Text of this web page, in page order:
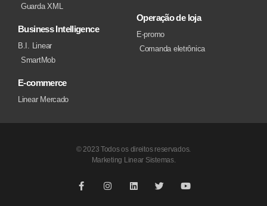
Guarda XML
Business Intelligence
B.I. Linear
SmartMob
E-commerce
Linear Mercado
Operação de loja
E-promo
Comanda eletrônica
© 2023 Todos os direitos reservados.
Marketing Linear Sistemas.